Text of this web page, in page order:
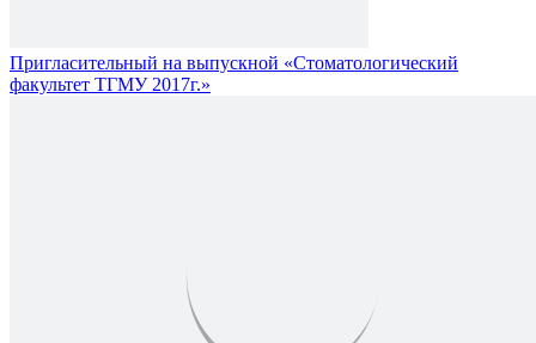
Пригласительный на выпускной «Стоматологический
факультет ТГМУ 2017г.»